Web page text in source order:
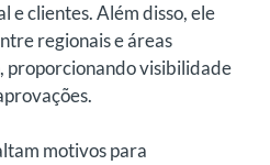
e clientes. Além disso, ele
regionais e áreas
proporcionando visibilidade
motivos para